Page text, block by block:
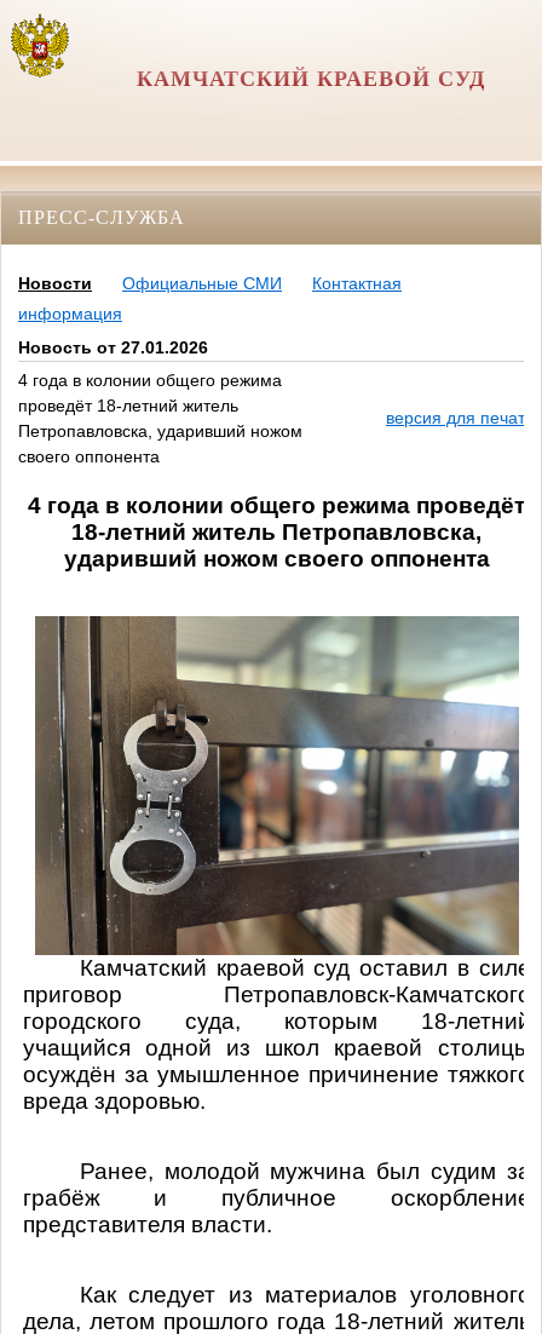
КАМЧАТСКИЙ КРАЕВОЙ СУД
ПРЕСС-СЛУЖБА
Новости Официальные СМИ
Контактная
информация
Новость от 27.01.2026
4 года в колонии общего режима
проведёт 18-летний житель
Петропавловска, ударивший ножом
своего оппонента
версия для печати
4 года в колонии общего режима проведёт
18-летний житель Петропавловска,
ударивший ножом своего оппонента
Камчатский краевой суд оставил в силе
приговор Петропавловск-Камчатского
городского суда, которым 18-летний
учащийся одной из школ краевой столицы
осуждён за умышленное причинение тяжкого
вреда здоровью.
Ранее, молодой мужчина был судим за
грабёж и публичное оскорбление
представителя власти.
Как следует из материалов уголовного
дела, летом прошлого года 18-летний житель